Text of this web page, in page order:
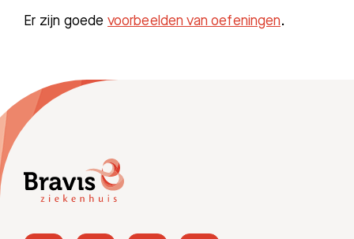
Afdelingen
Er zijn goedevoorbeelden van oefeningen.